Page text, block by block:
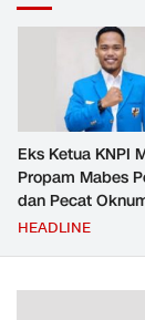
Eks Ketua KNPI
Propam Mabes
dan Pecat
Beking Pelangsir
HEADLINE